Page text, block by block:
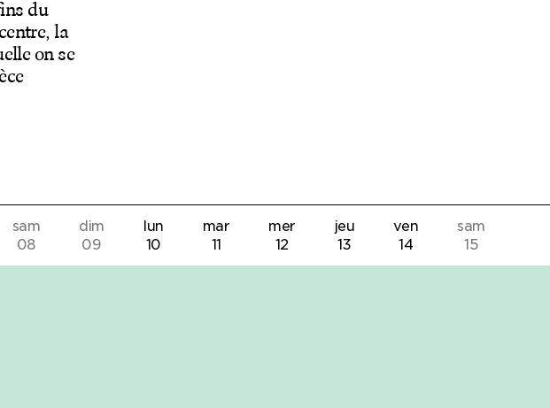
du
la
on se
sam
08
dim
09
lun
10
mar
11
mer
12
jeu
13
ven
14
sam
15